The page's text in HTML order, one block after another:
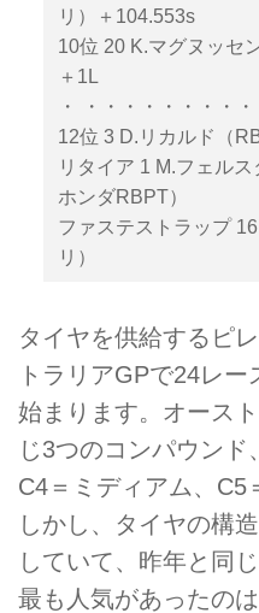
リ）＋104.553s
10位 20 K.マグヌッセ
＋1L
・ ・・・・・・・・・
12位 3 D.リカルド（
リタイア 1 M.フェル
ホンダRBPT）
ファステストラップ
リ）
タイヤを供給するピ
トラリアGPで24レ
始まります。オース
じ3つのコンパウンド
C4＝ミディアム、C5
しかし、タイヤの構
していて、昨年と同
最も人気があったの